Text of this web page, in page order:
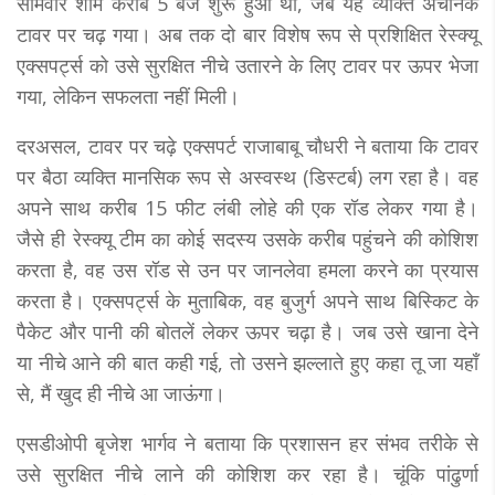
टावर पर चढ़ गया। अब तक दो बार विशेष रूप से प्रशिक्षित रेस्क्यू
एक्सपर्ट्स को उसे सुरक्षित नीचे उतारने के लिए टावर पर ऊपर भेजा
गया, लेकिन सफलता नहीं मिली।
दरअसल, टावर पर चढ़े एक्सपर्ट राजाबाबू चौधरी ने बताया कि टावर
पर बैठा व्यक्ति मानसिक रूप से अस्वस्थ (डिस्टर्ब) लग रहा है। वह
अपने साथ करीब 15 फीट लंबी लोहे की एक रॉड लेकर गया है।
जैसे ही रेस्क्यू टीम का कोई सदस्य उसके करीब पहुंचने की कोशिश
करता है, वह उस रॉड से उन पर जानलेवा हमला करने का प्रयास
करता है। एक्सपर्ट्स के मुताबिक, वह बुजुर्ग अपने साथ बिस्किट के
पैकेट और पानी की बोतलें लेकर ऊपर चढ़ा है। जब उसे खाना देने
या नीचे आने की बात कही गई, तो उसने झल्लाते हुए कहा तू जा यहाँ
से, मैं खुद ही नीचे आ जाऊंगा।
एसडीओपी बृजेश भार्गव ने बताया कि प्रशासन हर संभव तरीके से
उसे सुरक्षित नीचे लाने की कोशिश कर रहा है। चूंकि पांढुर्णा